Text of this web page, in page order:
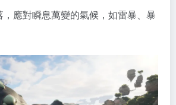
應對瞬息萬變的氣候，如雷暴、暴